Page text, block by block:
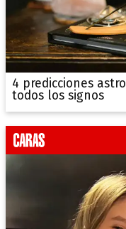
4 predicciones
todos los signos